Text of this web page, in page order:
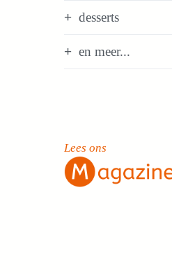
desserts
en meer...
Lees ons